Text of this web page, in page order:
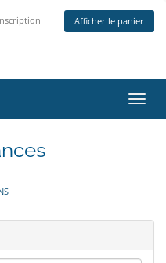
Afficher le panier
la